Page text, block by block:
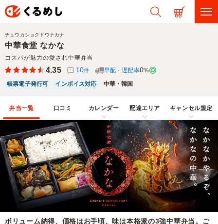
中華食堂 なかな
コスパが魅力の愛され中華弁当
チュウカショクドウナカナ
4.35 10件 早配・遅配率0%
帳票電子発行可
インボイス対応 中華・韓国
弁当一覧 口コミ カレンダー 配達エリア キャンセル規定
ボリューム納得、価格はお手頃、味は本格派の3強中華弁当。ご